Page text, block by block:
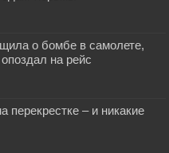
о бомбе в самолете,
на рейс
перекрестке – и никакие